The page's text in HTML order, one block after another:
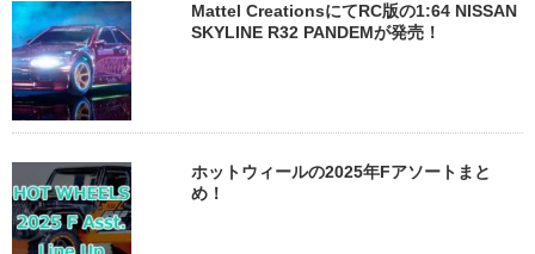
Mattel CreationsにてRC版の1:64 NISSAN
SKYLINE R32 PANDEMが発売！
ホットウィールの2025年Fアソートまと
め！